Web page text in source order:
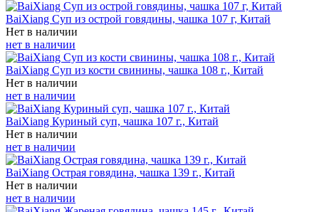
BaiXiang Суп из острой говядины, чашка 107 г, Китай
Нет в наличии
нет в наличии
BaiXiang Суп из кости свинины, чашка 108 г., Китай
Нет в наличии
нет в наличии
BaiXiang Куриный суп, чашка 107 г., Китай
Нет в наличии
нет в наличии
BaiXiang Острая говядина, чашка 139 г., Китай
Нет в наличии
нет в наличии